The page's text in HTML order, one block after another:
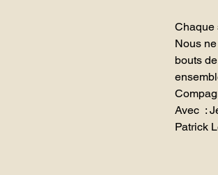
Chaque
Nous
bouts
Avec :
Patrick